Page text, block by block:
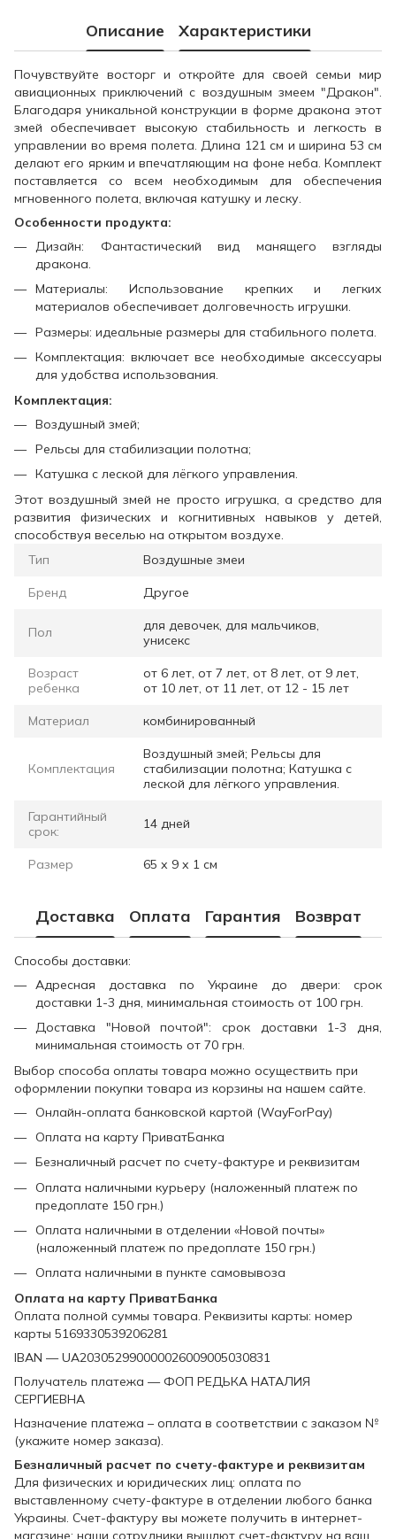
Описание Характеристики
Почувствуйте восторг и откройте для своей семьи мир
авиационных приключений с воздушным змеем "Дракон".
Благодаря уникальной конструкции в форме дракона этот
змей обеспечивает высокую стабильность и легкость в
управлении во время полета. Длина 121 см и ширина 53 см
делают его ярким и впечатляющим на фоне неба. Комплект
поставляется со всем необходимым для обеспечения
мгновенного полета, включая катушку и леску.
Особенности продукта:
Дизайн: Фантастический вид манящего взгляды
дракона.
Материалы: Использование крепких и легких
материалов обеспечивает долговечность игрушки.
Размеры: идеальные размеры для стабильного полета.
Комплектация: включает все необходимые аксессуары
для удобства использования.
Комплектация:
Воздушный змей;
Рельсы для стабилизации полотна;
Катушка с леской для лёгкого управления.
Этот воздушный змей не просто игрушка, а средство для
развития физических и когнитивных навыков у детей,
способствуя веселью на открытом воздухе.
Тип
Воздушные змеи
Бренд Другое
Пол
для девочек, для мальчиков,
унисекс
Возраст
ребенка
от 6 лет, от 7 лет, от 8 лет, от 9 лет,
от 10 лет, от 11 лет, от 12 - 15 лет
Материал комбинированный
Комплектация
Воздушный змей; Рельсы для
стабилизации полотна; Катушка с
леской для лёгкого управления.
Гарантийный
срок:
14 дней
Размер 65 х 9 х 1 см
Доставка Оплата Гарантия Возврат
Способы доставки:
Адресная доставка по Украине до двери: срок
доставки 1-3 дня, минимальная стоимость от 100 грн.
Доставка "Новой почтой": срок доставки 1-3 дня,
минимальная стоимость от 70 грн.
Выбор способа оплаты товара можно осуществить при
оформлении покупки товара из корзины на нашем сайте.
Онлайн-оплата банковской картой (WayForPay)
Оплата на карту ПриватБанка
Безналичный расчет по счету-фактуре и реквизитам
Оплата наличными курьеру (наложенный платеж по
предоплате 150 грн.)
Оплата наличными в отделении «Новой почты»
(наложенный платеж по предоплате 150 грн.)
Оплата наличными в пункте самовывоза
Оплата на карту ПриватБанка
Оплата полной суммы товара. Реквизиты карты: номер
карты 5169330539206281
IBAN — UA203052990000026009005030831
Получатель платежа — ФОП РЕДЬКА НАТАЛИЯ
СЕРГИЕВНА
Назначение платежа – оплата в соответствии с заказом №
(укажите номер заказа).
Безналичный расчет по счету-фактуре и реквизитам
Для физических и юридических лиц: оплата по
выставленному счету-фактуре в отделении любого банка
Украины. Счет-фактуру вы можете получить в интернет-
магазине: наши сотрудники вышлют счет-фактуру на ваш